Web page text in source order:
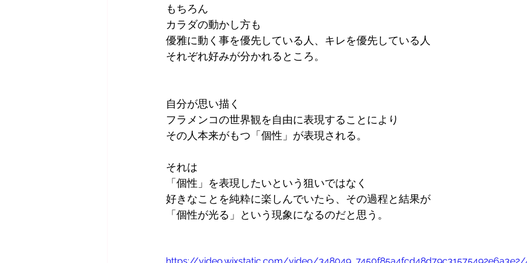
もちろん
カラダの動かし方も
優雅に動く事を優先している人、キレを優先している人
それぞれ好みが分かれるところ。
自分が思い描く
フラメンコの世界観を自由に表現することにより
その人本来がもつ「個性」が表現される。
それは
「個性」を表現したいという狙いではなく
好きなことを純粋に楽しんでいたら、その過程と結果が
「個性が光る」という現象になるのだと思う。